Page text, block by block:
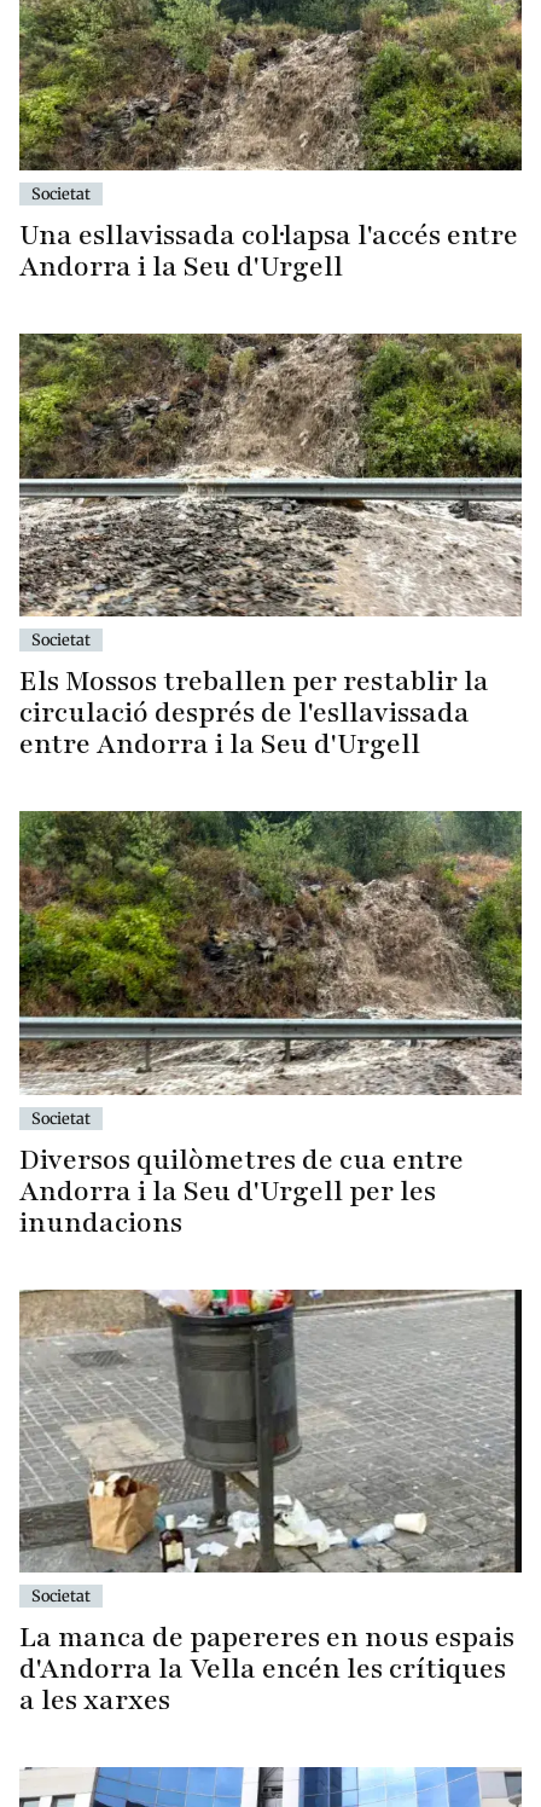
Societat
Una esllavissada col·lapsa l'accés entre
Andorra i la Seu d'Urgell
Societat
Els Mossos treballen per restablir la
circulació després de l'esllavissada
entre Andorra i la Seu d'Urgell
Societat
Diversos quilòmetres de cua entre
Andorra i la Seu d'Urgell per les
inundacions
Societat
La manca de papereres en nous espais
d'Andorra la Vella encén les crítiques
a les xarxes